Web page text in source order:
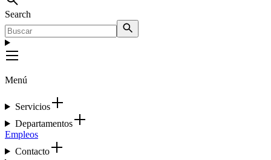
Search
Menú
Servicios
Departamentos
Empleos
Contacto